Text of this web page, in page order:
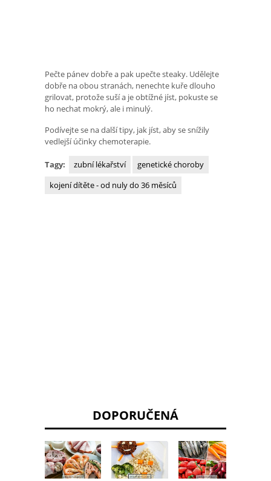
Pečte pánev dobře a pak upečte steaky. Udělejte
dobře na obou stranách, nenechte kuře dlouho
grilovat, protože suší a je obtížné jíst, pokuste se
ho nechat mokrý, ale i minulý.
Podívejte se na další tipy, jak jíst, aby se snížily
vedlejší účinky chemoterapie.
Tagy: zubní lékařství
genetické choroby
kojení dítěte - od nuly do 36 měsíců
DOPORUČENÁ